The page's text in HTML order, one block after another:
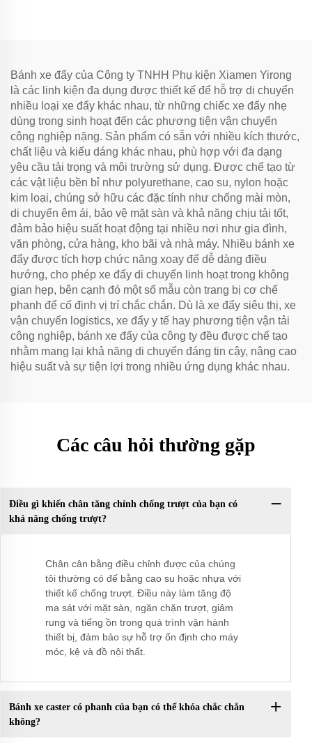
Bánh xe đẩy của Công ty TNHH Phụ kiện Xiamen Yirong
là các linh kiện đa dụng được thiết kế để hỗ trợ di chuyển
nhiều loại xe đẩy khác nhau, từ những chiếc xe đẩy nhẹ
dùng trong sinh hoạt đến các phương tiện vận chuyển
công nghiệp nặng. Sản phẩm có sẵn với nhiều kích thước,
chất liệu và kiểu dáng khác nhau, phù hợp với đa dạng
yêu cầu tải trọng và môi trường sử dụng. Được chế tạo từ
các vật liệu bền bỉ như polyurethane, cao su, nylon hoặc
kim loại, chúng sở hữu các đặc tính như chống mài mòn,
di chuyển êm ái, bảo vệ mặt sàn và khả năng chịu tải tốt,
đảm bảo hiệu suất hoạt động tại nhiều nơi như gia đình,
văn phòng, cửa hàng, kho bãi và nhà máy. Nhiều bánh xe
đẩy được tích hợp chức năng xoay để dễ dàng điều
hướng, cho phép xe đẩy di chuyển linh hoạt trong không
gian hẹp, bên cạnh đó một số mẫu còn trang bị cơ chế
phanh để cố định vị trí chắc chắn. Dù là xe đẩy siêu thị, xe
vận chuyển logistics, xe đẩy y tế hay phương tiện vận tải
công nghiệp, bánh xe đẩy của công ty đều được chế tạo
nhằm mang lại khả năng di chuyển đáng tin cậy, nâng cao
hiệu suất và sự tiện lợi trong nhiều ứng dụng khác nhau.
Các câu hỏi thường gặp
Điều gì khiến chân tăng chỉnh chống trượt của bạn có
khả năng chống trượt?
Chân cân bằng điều chỉnh được của chúng
tôi thường có đế bằng cao su hoặc nhựa với
thiết kế chống trượt. Điều này làm tăng độ
ma sát với mặt sàn, ngăn chặn trượt, giảm
rung và tiếng ồn trong quá trình vận hành
thiết bị, đảm bảo sự hỗ trợ ổn định cho máy
móc, kệ và đồ nội thất.
Bánh xe caster có phanh của bạn có thể khóa chắc chắn
không?